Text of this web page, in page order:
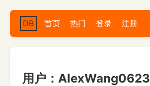
DB 首页 热门 登录 注册
用户：AlexWang0623